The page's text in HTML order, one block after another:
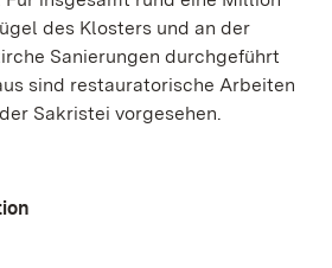
des Klosters und an der
Sanierungen durchgeführt
sind restauratorische Arbeiten
Sakristei vorgesehen.